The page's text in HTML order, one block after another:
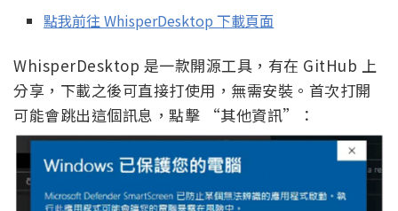
點我前往 WhisperDesktop 下載頁面
WhisperDesktop 是一款開源工具，有在 GitHub 上
分享，下載之後可直接打使用，無需安裝。首次打開
可能會跳出這個訊息，點擊 “其他資訊”：